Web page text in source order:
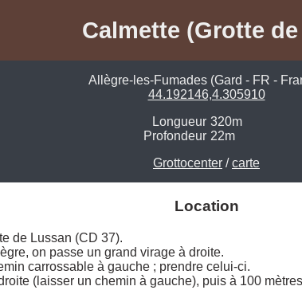
Calmette (Grotte de
Allègre-les-Fumades (Gard - FR -
44.192146,4.305910
Longueur 320m
Profondeur 22m
Grottocenter /carte
Location
de Lussan (CD 37).
on passe un grand virage à droite.
carrossable à gauche ; prendre celui-ci.
(laisser un chemin à gauche), puis à 100